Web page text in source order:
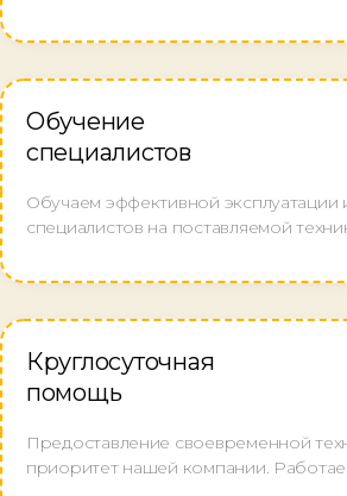
Обучение
специалистов
Обучаем эффективной эксплуатации
специалистов на поставляемой
Круглосуточная
помощь
Предоставление своевременной
приоритет нашей компании.